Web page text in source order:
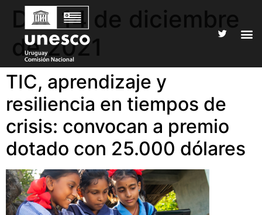
Día: 14 de diciembre
de 2021
TIC, aprendizaje y
resiliencia en tiempos de
crisis: convocan a premio
dotado con 25.000 dólares